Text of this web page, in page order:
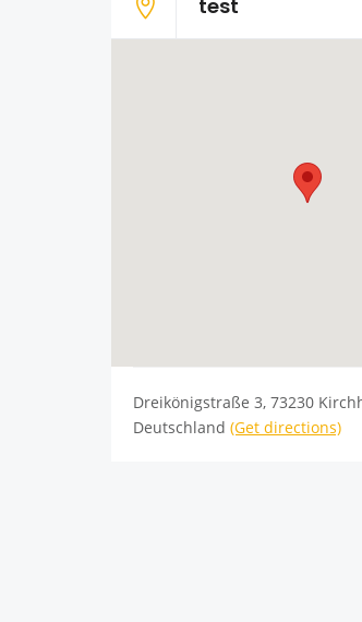
test
Dreikönigstraße 3, 73230
Deutschland (Get directions)